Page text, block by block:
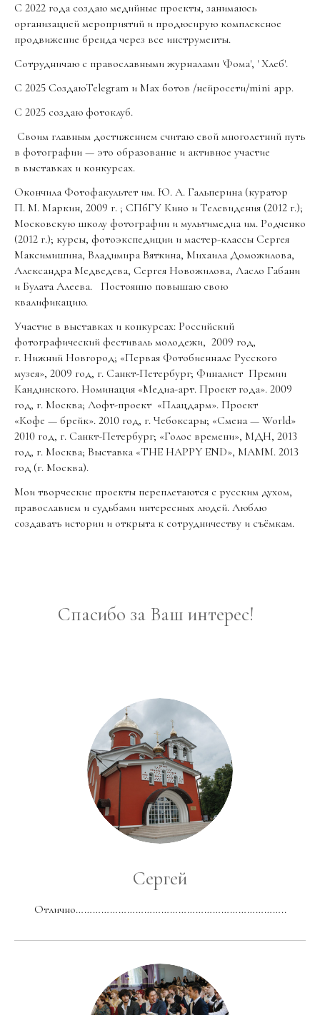
С 2022 года создаю медийные проекты, занимаюсь
организацией мероприятий и продюсирую комплексное
продвижение бренда через все инструменты.
Сотрудничаю с православными журналами 'Фома', ' Хлеб'.
С 2025 СоздаюTelegram и Max ботов /нейросети/mini app.
С 2025 создаю фотоклуб.
Своим главным достижением считаю свой многолетний путь
в фотографии — это образование и активное участие
в выставках и конкурсах.
Окончила Фотофакультет им. Ю. А. Гальперина (куратор
П. М. Маркин, 2009 г. ; СПбГУ Кино и Телевидения (2012 г.);
Московскую школу фотографии и мультимедиа им. Родченко
(2012 г.); курсы, фотоэкспедиции и мастер-классы Сергея
Максимишина, Владимира Вяткина, Михаила Доможилова,
Александра Медведева, Сергея Новожилова, Ласло Габани
и Булата Алеева. Постоянно повышаю свою
квалификацию.
Участие в выставках и конкурсах: Российский
фотографический фестиваль молодежи, 2009 год,
г. Нижний Новгород; «Первая Фотобиеннале Русского
музея», 2009 год, г. Санкт-Петербург; Финалист Премии
Кандинского. Номинация «Медиа-арт. Проект года». 2009
год, г. Москва; Лофт-проект «Плацдарм». Проект
«Кофе — брейк». 2010 год, г. Чебоксары; «Смена — World»
2010 год, г. Санкт-Петербург; «Голос времени», МДН, 2013
год, г. Москва; Выставка «THE HAPPY END», МАММ. 2013
год (г. Москва).
Мои творческие проекты переплетаются с русским духом,
православием и судьбами интересных людей. Люблю
создавать истории и открыта к сотрудничеству и съёмкам.
Спасибо за Ваш интерес!
Сергей
Отлично………………………………………………………………..